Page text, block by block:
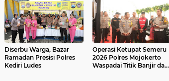
Diserbu Warga, Bazar
Ramadan Presisi Polres
Kediri Ludes
Operasi Ketupat Semeru
2026 Polres Mojokerto
Waspadai Titik Banjir dan